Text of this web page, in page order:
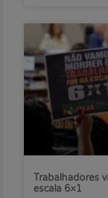
Trabalhadores
escala 6×1